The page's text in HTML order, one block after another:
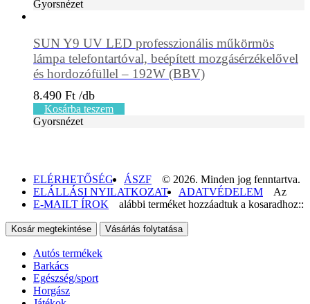
Gyorsnézet
SUN Y9 UV LED professzionális műkörmös
lámpa telefontartóval, beépített mozgásérzékelővel
és hordozófüllel – 192W (BBV)
8.490 Ft
Kosárba teszem
Gyorsnézet
ELÉRHETŐSÉG
ÁSZF
ELÁLLÁSI NYILATKOZAT
ADATVÉDELEM
E-MAILT ÍROK
© 2026. Minden jog fenntartva.
Az
alábbi terméket hozzáadtuk a kosaradhoz::
Kosár megtekintése Vásárlás folytatása
Autós termékek
Barkács
Egészség/sport
Horgász